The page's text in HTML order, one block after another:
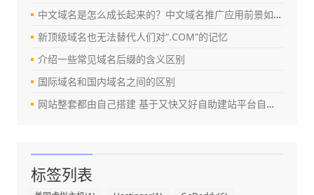
中文域名是怎么成长起来的？中文域名推广应用前景如何？
新顶级域名也无法替代人们对“.COM”的记忆
介绍一些常见域名后缀的含义区别
国际域名和国内域名之间的区别
网站整套都由自己搭建 基于又快又好自助建站平台自己搭建
标签列表